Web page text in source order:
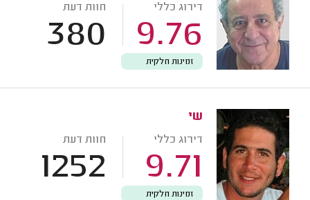
דירוג כללי
9.76
חוות דעת
380
זמינות חלקית
שי
דירוג כללי
9.71
חוות דעת
1252
זמינות חלקית